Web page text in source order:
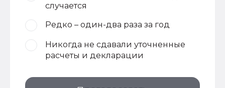
случается
Редко – один-два раза за год
Никогда не сдавали уточненные
расчеты и декларации